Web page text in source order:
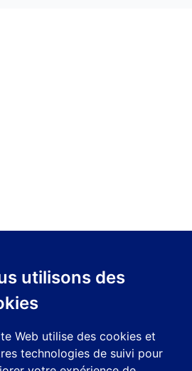
utilisons des
Web utilise des cookies et
technologies de suivi pour